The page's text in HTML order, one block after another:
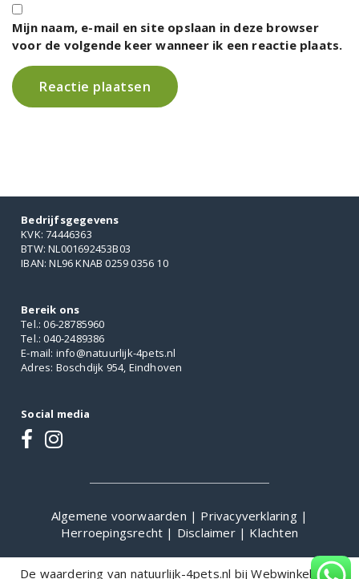
Mijn naam, e-mail en site opslaan in deze browser
voor de volgende keer wanneer ik een reactie plaats.
Bedrijfsgegevens
KVK: 74446363
BTW: NL001692453B03
IBAN: NL96 KNAB 0259 0356 10
Bereik ons
Tel.: 06-28785960
Tel.: 040-2489386
E-mail: info@natuurlijk-4pets.nl
Adres: Boschdijk 954, Eindhoven
Social media
Algemene voorwaarden | Privacyverklaring |
Herroepingsrecht | Disclaimer | Klachten
De waardering van natuurlijk-4pets.nl bijWebwinkelKeur